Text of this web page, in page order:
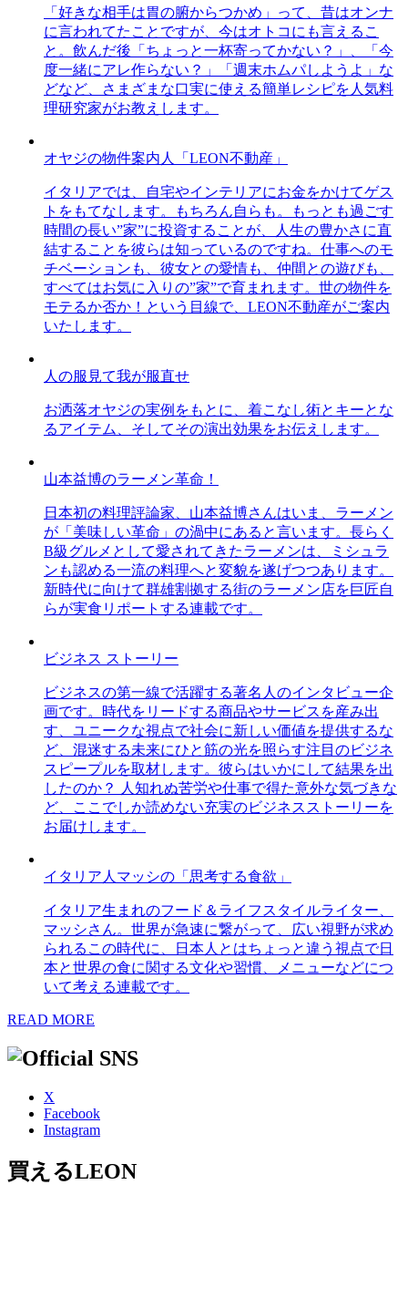
「好きな相手は胃の腑からつかめ」って、昔はオンナ
に言われてたことですが、今はオトコにも言えるこ
と。飲んだ後「ちょっと一杯寄ってかない？」、「今
度一緒にアレ作らない？」「週末ホムパしようよ」な
どなど、さまざまな口実に使える簡単レシピを人気料
理研究家がお教えします。
オヤジの物件案内人「LEON不動産」
イタリアでは、自宅やインテリアにお金をかけてゲス
トをもてなします。もちろん自らも。もっとも過ごす
時間の長い”家”に投資することが、人生の豊かさに直
結することを彼らは知っているのですね。仕事へのモ
チベーションも、彼女との愛情も、仲間との遊びも、
すべてはお気に入りの”家”で育まれます。世の物件を
モテるか否か！という目線で、LEON不動産がご案内
いたします。
人の服見て我が服直せ
お洒落オヤジの実例をもとに、着こなし術とキーとな
るアイテム、そしてその演出効果をお伝えします。
山本益博のラーメン革命！
日本初の料理評論家、山本益博さんはいま、ラーメン
が「美味しい革命」の渦中にあると言います。長らく
B級グルメとして愛されてきたラーメンは、ミシュラ
ンも認める一流の料理へと変貌を遂げつつあります。
新時代に向けて群雄割拠する街のラーメン店を巨匠自
らが実食リポートする連載です。
ビジネス ストーリー
ビジネスの第一線で活躍する著名人のインタビュー企
画です。時代をリードする商品やサービスを産み出
す、ユニークな視点で社会に新しい価値を提供するな
ど、混迷する未来にひと筋の光を照らす注目のビジネ
スピープルを取材します。彼らはいかにして結果を出
したのか？ 人知れぬ苦労や仕事で得た意外な気づきな
ど、ここでしか読めない充実のビジネスストーリーを
お届けします。
イタリア人マッシの「思考する食欲」
イタリア生まれのフード＆ライフスタイルライター、
マッシさん。世界が急速に繋がって、広い視野が求め
られるこの時代に、日本人とはちょっと違う視点で日
本と世界の食に関する文化や習慣、メニューなどにつ
いて考える連載です。
READ MORE
X
Facebook
Instagram
買えるLEON